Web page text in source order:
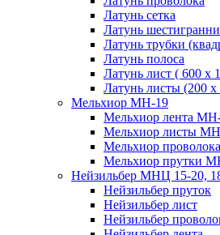
Латунь сетка
Латунь
Латунь трубки
Латунь полоса
Латунь лист ( 600 х
Латунь листы (200
Мельхиор МН-19
Мельхиор лента
Мельхиор листы
Мельхиор
Мельхиор прутки
Нейзильбер МНЦ 15-20,
Нейзильбер пруток
Нейзильбер лист
Нейзильбер